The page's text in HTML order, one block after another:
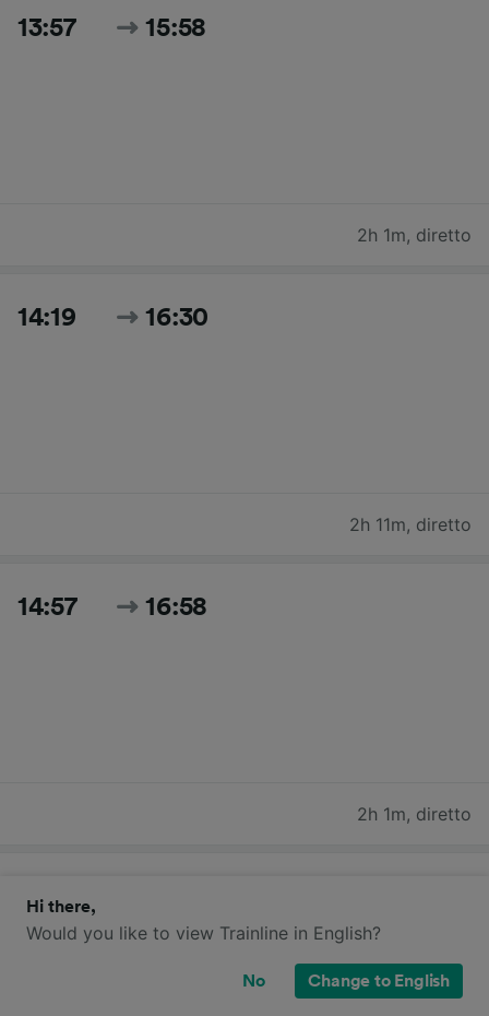
13:57 15:58
2h 1m, diretto
14:19 16:30
2h 11m, diretto
14:57 16:58
2h 1m, diretto
15:57
Hi there,
Would you like to view Trainline in English?
No Change to English